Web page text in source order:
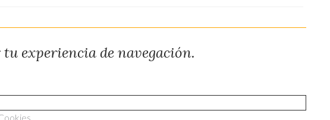
experiencia de navegación.